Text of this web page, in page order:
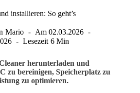
installieren: So geht’s
Mario Am 02.03.2026
Lesezeit 6 Min
herunterladen und
zu bereinigen, Speicherplatz zu
zu optimieren.